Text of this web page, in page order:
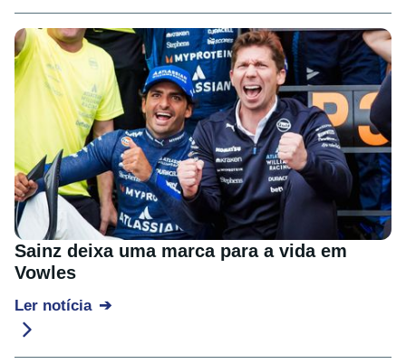
Sainz deixa uma marca para a vida em
Vowles
Ler notícia